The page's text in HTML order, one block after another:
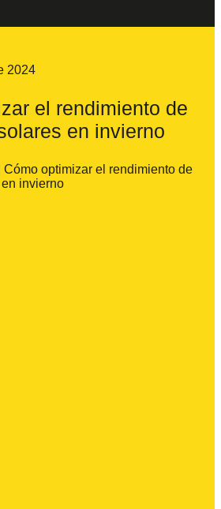
2024
el rendimiento de
en invierno
Cómo optimizar el rendimiento de
invierno